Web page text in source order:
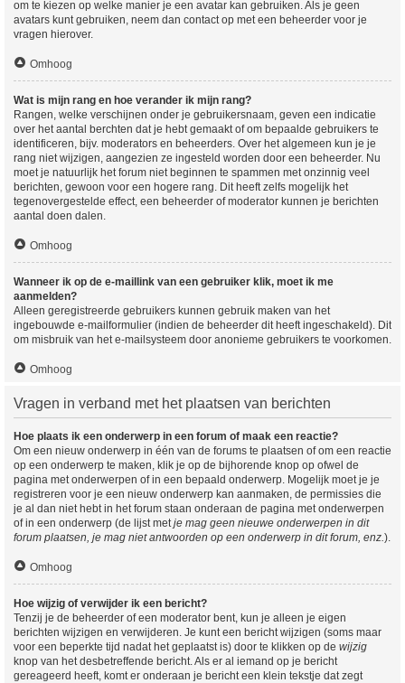
om te kiezen op welke manier je een avatar kan gebruiken. Als je geen
avatars kunt gebruiken, neem dan contact op met een beheerder voor je
vragen hierover.
Omhoog
Wat is mijn rang en hoe verander ik mijn rang?
Rangen, welke verschijnen onder je gebruikersnaam, geven een indicatie
over het aantal berchten dat je hebt gemaakt of om bepaalde gebruikers te
identificeren, bijv. moderators en beheerders. Over het algemeen kun je je
rang niet wijzigen, aangezien ze ingesteld worden door een beheerder. Nu
moet je natuurlijk het forum niet beginnen te spammen met onzinnig veel
berichten, gewoon voor een hogere rang. Dit heeft zelfs mogelijk het
tegenovergestelde effect, een beheerder of moderator kunnen je berichten
aantal doen dalen.
Omhoog
Wanneer ik op de e-maillink van een gebruiker klik, moet ik me
aanmelden?
Alleen geregistreerde gebruikers kunnen gebruik maken van het
ingebouwde e-mailformulier (indien de beheerder dit heeft ingeschakeld). Dit
om misbruik van het e-mailsysteem door anonieme gebruikers te voorkomen.
Omhoog
Vragen in verband met het plaatsen van berichten
Hoe plaats ik een onderwerp in een forum of maak een reactie?
Om een nieuw onderwerp in één van de forums te plaatsen of om een reactie
op een onderwerp te maken, klik je op de bijhorende knop op ofwel de
pagina met onderwerpen of in een bepaald onderwerp. Mogelijk moet je je
registreren voor je een nieuw onderwerp kan aanmaken, de permissies die
je al dan niet hebt in het forum staan onderaan de pagina met onderwerpen
of in een onderwerp (de lijst metje mag geen nieuwe onderwerpen in dit
forum plaatsen, je mag niet antwoorden op een onderwerp in dit forum, enz.).
Omhoog
Hoe wijzig of verwijder ik een bericht?
Tenzij je de beheerder of een moderator bent, kun je alleen je eigen
berichten wijzigen en verwijderen. Je kunt een bericht wijzigen (soms maar
voor een beperkte tijd nadat het geplaatst is) door te klikken op de wijzig
knop van het desbetreffende bericht. Als er al iemand op je bericht
gereageerd heeft, komt er onderaan je bericht een klein tekstje dat zegt